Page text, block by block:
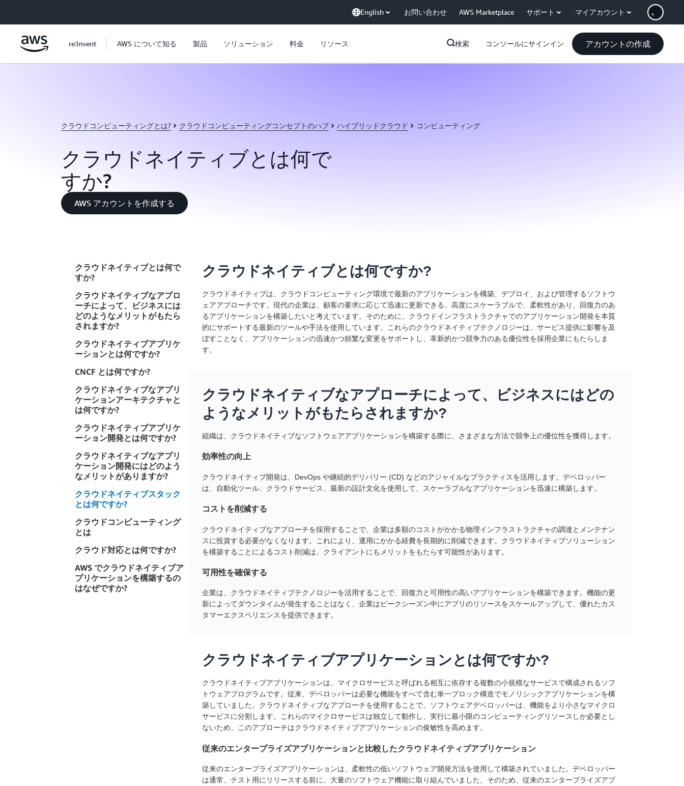
English お問い合わせ AWS Marketplace サポート マイアカウント
re:Invent AWS について知る 製品 ソリューション 料金 リソース 検索 コンソールにサインイン アカウントの作成
クラウドコンピューティングとは? クラウドコンピューティングコンセプトのハブ ハイブリッドクラウド コンピューティング
クラウドネイティブとは何で
すか?
AWS アカウントを作成する
クラウドネイティブとは何で
すか?
クラウドネイティブなアプロ
ーチによって、ビジネスには
どのようなメリットがもたら
されますか?
クラウドネイティブアプリケ
ーションとは何ですか?
CNCF とは何ですか?
クラウドネイティブなアプリ
ケーションアーキテクチャと
は何ですか?
クラウドネイティブアプリケ
ーション開発とは何ですか?
クラウドネイティブなアプリ
ケーション開発にはどのよう
なメリットがありますか?
クラウドネイティブスタック
とは何ですか?
クラウドコンピューティング
とは
クラウド対応とは何ですか?
AWS でクラウドネイティブア
プリケーションを構築するの
はなぜですか?
クラウドネイティブとは何ですか?
クラウドネイティブは、クラウドコンピューティング環境で最新のアプリケーションを構築、デプロイ、および管理するソフトウ
ェアアプローチです。現代の企業は、顧客の要求に応じて迅速に更新できる、高度にスケーラブルで、柔軟性があり、回復力のあ
るアプリケーションを構築したいと考えています。そのために、クラウドインフラストラクチャでのアプリケーション開発を本質
的にサポートする最新のツールや手法を使用しています。これらのクラウドネイティブテクノロジーは、サービス提供に影響を及
ぼすことなく、アプリケーションの迅速かつ頻繁な変更をサポートし、革新的かつ競争力のある優位性を採用企業にもたらしま
す。
クラウドネイティブなアプローチによって、ビジネスにはどの
ようなメリットがもたらされますか?
組織は、クラウドネイティブなソフトウェアアプリケーションを構築する際に、さまざまな方法で競争上の優位性を獲得します。
効率性の向上
クラウドネイティブ開発は、DevOps や継続的デリバリー (CD) などのアジャイルなプラクティスを活用します。デベロッパー
は、自動化ツール、クラウドサービス、最新の設計文化を使用して、スケーラブルなアプリケーションを迅速に構築します。
コストを削減する
クラウドネイティブなアプローチを採用することで、企業は多額のコストがかかる物理インフラストラクチャの調達とメンテナン
スに投資する必要がなくなります。これにより、運用にかかる経費を長期的に削減できます。クラウドネイティブソリューション
を構築することによるコスト削減は、クライアントにもメリットをもたらす可能性があります。
可用性を確保する
企業は、クラウドネイティブテクノロジーを活用することで、回復力と可用性の高いアプリケーションを構築できます。機能の更
新によってダウンタイムが発生することはなく、企業はピークシーズン中にアプリのリソースをスケールアップして、優れたカス
タマーエクスペリエンスを提供できます。
クラウドネイティブアプリケーションとは何ですか?
クラウドネイティブアプリケーションは、マイクロサービスと呼ばれる相互に依存する複数の小規模なサービスで構成されるソフ
トウェアプログラムです。従来、デベロッパーは必要な機能をすべて含む単一ブロック構造でモノリシックアプリケーションを構
築していました。クラウドネイティブなアプローチを使用することで、ソフトウェアデベロッパーは、機能をより小さなマイクロ
サービスに分割します。これらのマイクロサービスは独立して動作し、実行に最小限のコンピューティングリソースしか必要とし
ないため、このアプローチはクラウドネイティブアプリケーションの俊敏性を高めます。
従来のエンタープライズアプリケーションと比較したクラウドネイティブアプリケーション
従来のエンタープライズアプリケーションは、柔軟性の低いソフトウェア開発方法を使用して構築されていました。デベロッパー
は通常、テスト用にリリースする前に、大量のソフトウェア機能に取り組んでいました。そのため、従来のエンタープライズアプ